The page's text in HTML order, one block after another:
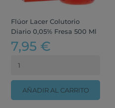
Flúor Lacer Colutorio
Diario 0,05% Fresa 500 Ml
7,95 €
AÑADIR AL CARRITO